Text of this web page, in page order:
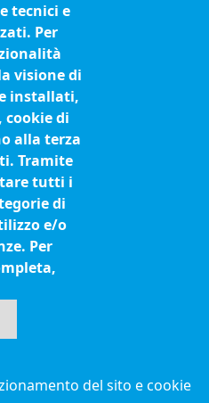
utenti
tecnici e
Per
visione di
installati,
cookie di
alla terza
Tramite
tutti i
di
e/o
Per
del sito e cookie